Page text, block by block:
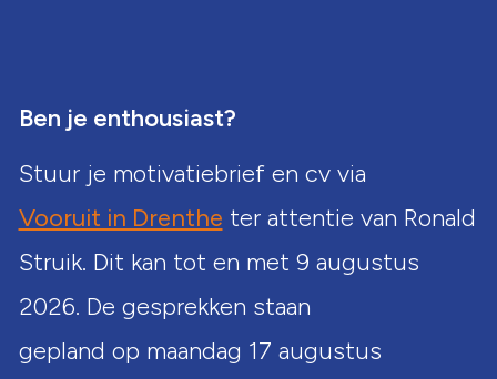
Ben je enthousiast?
Stuur je motivatiebrief en cv via
Vooruit in Drenthe ter attentie van Ronald
Struik. Dit kan tot en met 9 augustus
2026. De gesprekken staan
gepland op maandag 17 augustus